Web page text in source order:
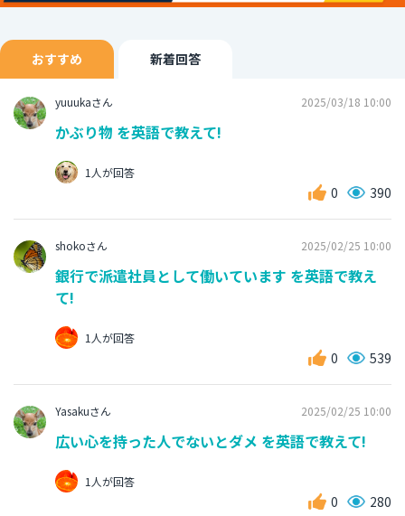
おすすめ 新着回答
yuuukaさん 2025/03/18 10:00
かぶり物 を英語で教えて!
1人が回答
0 390
shokoさん 2025/02/25 10:00
銀行で派遣社員として働いています を英語で教え
て!
1人が回答
0 539
Yasakuさん 2025/02/25 10:00
広い心を持った人でないとダメ を英語で教えて!
1人が回答
0 280